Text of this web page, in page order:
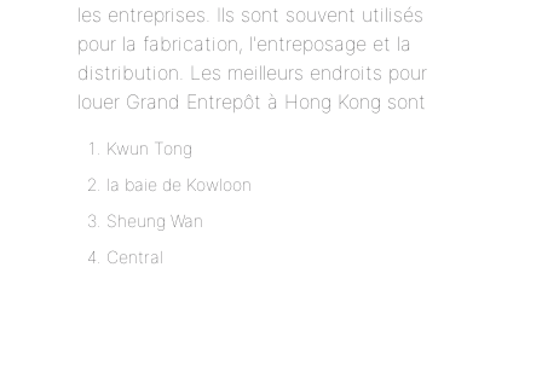
les entreprises. Ils sont souvent utilisés
pour la fabrication, l'entreposage et la
distribution. Les meilleurs endroits pour
louer Grand Entrepôt à Hong Kong sont
Kwun Tong
la baie de Kowloon
Sheung Wan
Central